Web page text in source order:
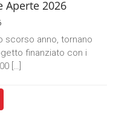
Aperte 2026
scorso anno, tornano
finanziato con i
[…]